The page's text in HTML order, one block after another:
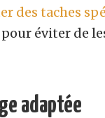
des taches
éviter de
adaptée